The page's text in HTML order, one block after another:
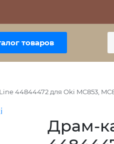
товаров
44844472 для Oki MC853,
Драм-